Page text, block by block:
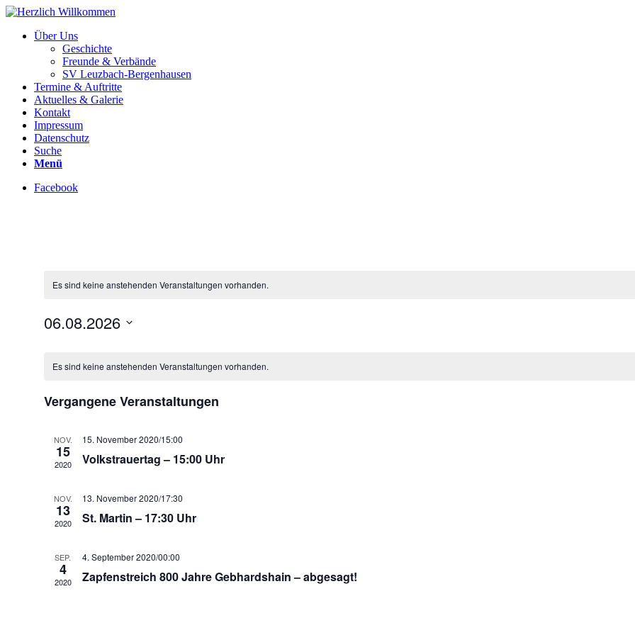
Über Uns
Geschichte
Freunde & Verbände
SV Leuzbach-Bergenhausen
Termine & Auftritte
Aktuelles & Galerie
Kontakt
Impressum
Datenschutz
Suche
Menü
Facebook
Es sind keine anstehenden Veranstaltungen vorhanden.
06.08.2026
von
Es sind keine anstehenden Veranstaltungen vorhanden.
Vergangene Veranstaltungen
NOV.
15
2020
15. November 2020/15:00
Volkstrauertag – 15:00 Uhr
NOV.
13
2020
13. November 2020/17:30
St. Martin – 17:30 Uhr
SEP.
4
2020
4. September 2020/00:00
Zapfenstreich 800 Jahre Gebhardshain – abgesagt!